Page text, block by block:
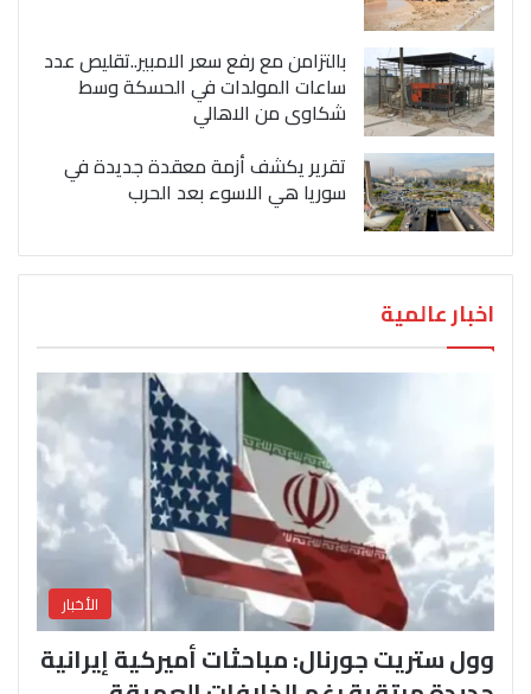
بالتزامن مع رفع سعر الامبير..تقليص عدد
ساعات المولدات في الحسكة وسط
شكاوى من الاهالي
تقرير يكشف أزمة معقدة جديدة في
سوريا هي الاسوء بعد الحرب
اخبار عالمية
الأخبار
وول ستريت جورنال: مباحثات أميركية إيرانية